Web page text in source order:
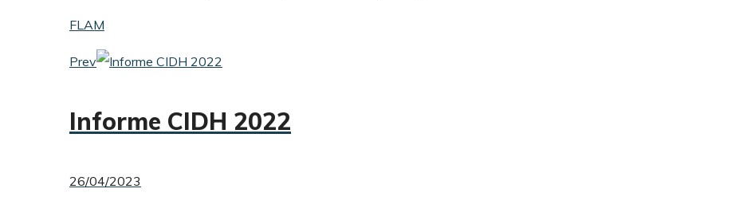
FLAM
Prev
Informe CIDH 2022
26/04/2023